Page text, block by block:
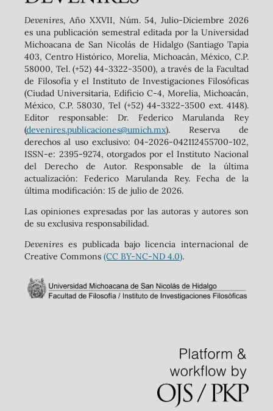
Devenires, Año XXVII, Núm. 54, Julio-Diciembre 2026
es una publicación semestral editada por la Universidad
Michoacana de San Nicolás de Hidalgo (Santiago Tapia
403, Centro Histórico, Morelia, Michoacán, México, C.P.
58000, Tel. (+52) 44-3322-3500), a través de la Facultad
de Filosofía y el Instituto de Investigaciones Filosóficas
(Ciudad Universitaria, Edificio C-4, Morelia, Michoacán,
México, C.P. 58030, Tel (+52) 44-3322-3500 ext. 4148).
‬Editor responsable: Dr. Federico Marulanda Rey
(devenires.publicaciones@umich.mx). Reserva de
derechos al uso exclusivo: 04-2026-042112455700-102,
ISSN-e: 2395-9274, otorgados por el Instituto Nacional
del Derecho de Autor. Responsable de la última
actualización: Federico Marulanda Rey. Fecha de la
última modificación: 15 de julio de 2026.
Las opiniones expresadas por las autoras y autores son
de su exclusiva responsabilidad.
Devenireses publicada bajo licencia internacional de
Creative Commons (CC BY-NC-ND 4.0).